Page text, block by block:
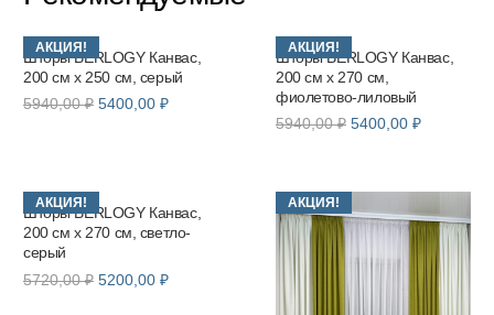
АКЦИЯ!
Шторы BERLOGY Канвас,
200 см х 250 см, серый
5940,00₽ Первоначальная
5400,00 ₽Текущая
АКЦИЯ!
Шторы BERLOGY Канвас,
200 см х 270 см,
фиолетово-лиловый
5940,00₽ Первоначальная
5940,00 ₽.
5400,00 ₽Текущая
АКЦИЯ!
Шторы BERLOGY Канвас,
200 см х 270 см, светло-
серый
5720,00₽ Первоначальная
5200,00 ₽Текущая
АКЦИЯ!